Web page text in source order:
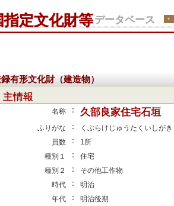
指定文化財等データベース
有形文化財（建造物）
情報
名称 ： 久部良家住宅石垣
ふりがな ：
くぶらけじゅうたくいしがき
員数
：
1所
種別１
：
住宅
種別２
：
その他工作物
時代
：
明治
年代
：
明治後期